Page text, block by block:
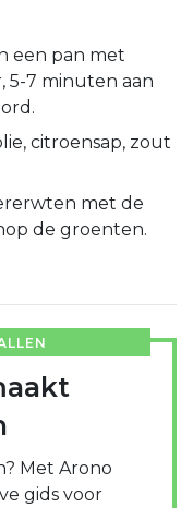
een pan met
5-7 minuten aan
citroensap, zout
met de
de groenten.
Met Arono
gids voor